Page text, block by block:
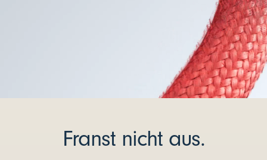
Franst nicht aus.